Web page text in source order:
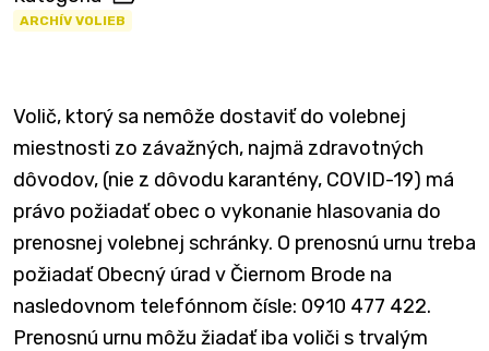
ARCHÍV VOLIEB
Volič, ktorý sa nemôže dostaviť do volebnej
miestnosti zo závažných, najmä zdravotných
dôvodov, (nie z dôvodu karantény, COVID-19) má
právo požiadať obec o vykonanie hlasovania do
prenosnej volebnej schránky. O prenosnú urnu treba
požiadať Obecný úrad v Čiernom Brode na
nasledovnom telefónnom čísle: 0910 477 422.
Prenosnú urnu môžu žiadať iba voliči s trvalým